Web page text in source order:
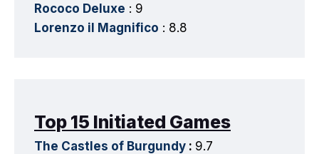
Rococo Deluxe : 9
Lorenzo il Magnifico : 8.8
Top 15 Initiated Games
The Castles of Burgundy : 9.7